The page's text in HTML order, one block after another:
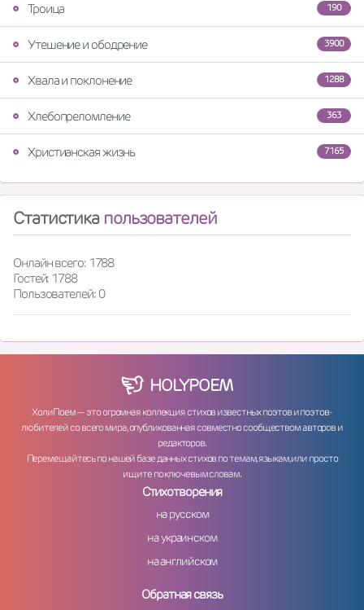
190
Троица
3900
Утешение и ободрение
1288
Хвала и поклонение
363
Хлебопреломление
7165
Христианская жизнь
Статистика пользователей
Онлайн всего: 1788
Гостей: 1788
Пользователей: 0
HOLYPOEM
ХолиПоем — это огромная коллекция стихов известных поэтов и поэтов-
любителей со всего мира, опубликованная совместно сообществом авторов и
редакторов.
Перемещайтесь по нашей базе данных стихов по темам, языкам, или просто
ищите по ключевым словам.
Стихотворения
на русском
на украинском
на английском
Обратная связь